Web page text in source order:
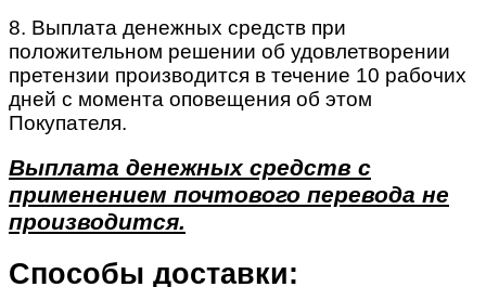
8. Выплата денежных средств при
положительном решении об удовлетворении
претензии производится в течение 10 рабочих
дней с момента оповещения об этом
Покупателя.
Выплата денежных средств с
применением почтового перевода не
производится.
Способы доставки: